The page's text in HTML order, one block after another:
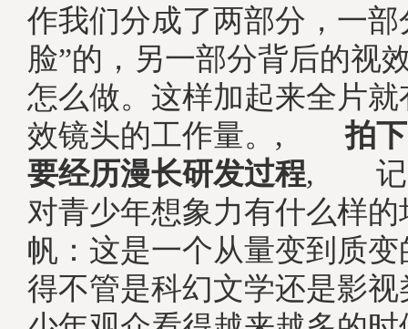
作我们分成了两部分，一部
脸”的，另一部分背后的视
怎么做。这样加起来全片就
效镜头的工作量。,拍
要经历漫长研发过程, 记
对青少年想象力有什么
帆：这是一个从量变到质
得不管是科幻文学还是影